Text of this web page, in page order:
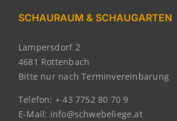
SCHAURAUM & SCHAUGARTEN
Lampersdorf 2
4681 Rottenbach
Bitte nur nach Terminvereinbarung
Telefon: + 43 7752 80 70 9
E-Mail: info@schwebeliege.at